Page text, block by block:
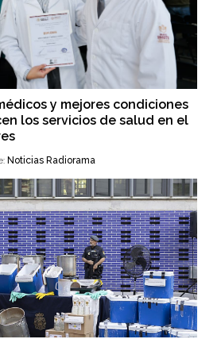
y mejores condiciones
los servicios de salud en el
Noticias Radiorama